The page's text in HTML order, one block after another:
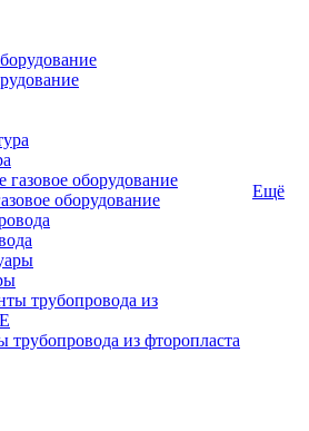
оборудование
трубопровода из фторопласта
Ещё